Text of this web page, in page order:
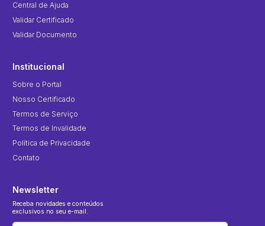
Central de Ajuda
Validar Certificado
Validar Documento
Institucional
Sobre o Portal
Nosso Certificado
Termos de Serviço
Termos de Invalidade
Política de Privacidade
Contato
Newsletter
Receba novidades e conteúdos
exclusivos no seu e-mail.